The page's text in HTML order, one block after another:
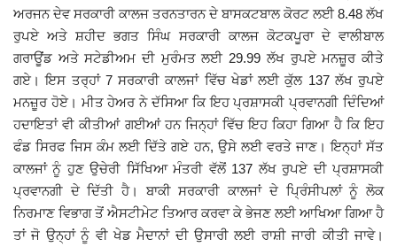
Important
Contact Us
ਅਰਜਨ ਦੇਵ ਸਰਕਾਰੀ ਕਾਲਜ ਤਰਨਤਾਰਨ ਦੇ ਬਾਸਕਟਬਾਲ ਕੋਰਟ ਲਈ 8.48 ਲੱਖ
ਰੁਪਏ ਅਤੇ ਸ਼ਹੀਦ ਭਗਤ ਸਿੰਘ ਸਰਕਾਰੀ ਕਾਲਜ ਕੋਟਕਪੂਰਾ ਦੇ ਵਾਲੀਬਾਲ
ਗਰਾਊਂਡ ਅਤੇ ਸਟੇਡੀਅਮ ਦੀ ਮੁਰੰਮਤ ਲਈ 29.99 ਲੱਖ ਰੁਪਏ ਮਨਜ਼ੂਰ ਕੀਤੇ
ਗਏ। ਇਸ ਤਰ੍ਹਾਂ 7 ਸਰਕਾਰੀ ਕਾਲਜਾਂ ਵਿੱਚ ਖੇਡਾਂ ਲਈ ਕੁੱਲ 137 ਲੱਖ ਰੁਪਏ
ਮਨਜ਼ੂਰ ਹੋਏ। ਮੀਤ ਹੇਅਰ ਨੇ ਦੱਸਿਆ ਕਿ ਇਹ ਪ੍ਰਸ਼ਾਸਕੀ ਪ੍ਰਵਾਨਗੀ ਦਿੰਦਿਆਂ
ਹਦਾਇਤਾਂ ਵੀ ਕੀਤੀਆਂ ਗਈਆਂ ਹਨ ਜਿਨ੍ਹਾਂ ਵਿੱਚ ਇਹ ਕਿਹਾ ਗਿਆ ਹੈ ਕਿ ਇਹ
ਫੰਡ ਸਿਰਫ ਜਿਸ ਕੰਮ ਲਈ ਦਿੱਤੇ ਗਏ ਹਨ, ਉਸੇ ਲਈ ਵਰਤੇ ਜਾਣ। ਇਨ੍ਹਾਂ ਸੱਤ
ਕਾਲਜਾਂ ਨੂੰ ਹੁਣ ਉਚੇਰੀ ਸਿੱਖਿਆ ਮੰਤਰੀ ਵੱਲੋਂ 137 ਲੱਖ ਰੁਪਏ ਦੀ ਪ੍ਰਸ਼ਾਸਕੀ
ਪ੍ਰਵਾਨਗੀ ਦੇ ਦਿੱਤੀ ਹੈ। ਬਾਕੀ ਸਰਕਾਰੀ ਕਾਲਜਾਂ ਦੇ ਪ੍ਰਿੰਸੀਪਲਾਂ ਨੂੰ ਲੋਕ
ਨਿਰਮਾਣ ਵਿਭਾਗ ਤੋਂ ਐਸਟੀਮੇਟ ਤਿਆਰ ਕਰਵਾ ਕੇ ਭੇਜਣ ਲਈ ਆਖਿਆ ਗਿਆ ਹੈ
ਤਾਂ ਜੋ ਉਨ੍ਹਾਂ ਨੂੰ ਵੀ ਖੇਡ ਮੈਦਾਨਾਂ ਦੀ ਉਸਾਰੀ ਲਈ ਰਾਸ਼ੀ ਜਾਰੀ ਕੀਤੀ ਜਾਵੇ।